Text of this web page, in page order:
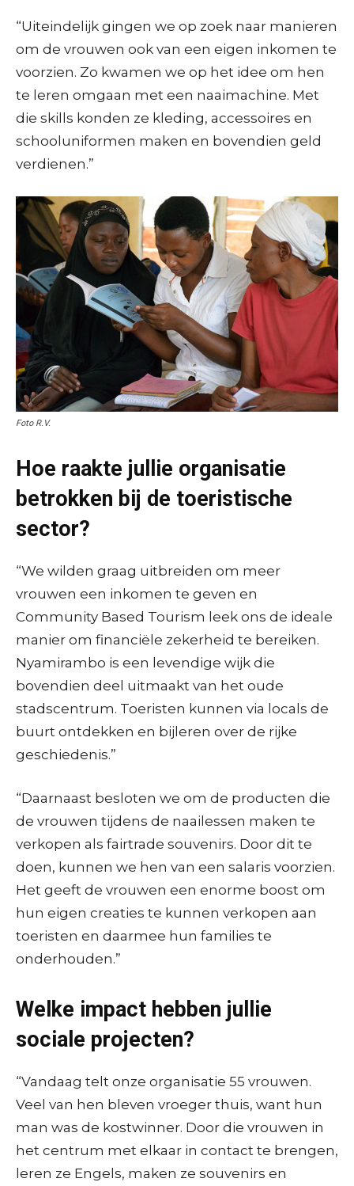
“Uiteindelijk gingen we op zoek naar manieren
om de vrouwen ook van een eigen inkomen te
voorzien. Zo kwamen we op het idee om hen
te leren omgaan met een naaimachine. Met
die skills konden ze kleding, accessoires en
schooluniformen maken en bovendien geld
verdienen.”
Foto R.V.
Hoe raakte jullie organisatie
betrokken bij de toeristische
sector?
“We wilden graag uitbreiden om meer
vrouwen een inkomen te geven en
Community Based Tourism leek ons de ideale
manier om financiële zekerheid te bereiken.
Nyamirambo is een levendige wijk die
bovendien deel uitmaakt van het oude
stadscentrum. Toeristen kunnen via locals de
buurt ontdekken en bijleren over de rijke
geschiedenis.”
“Daarnaast besloten we om de producten die
de vrouwen tijdens de naailessen maken te
verkopen als fairtrade souvenirs. Door dit te
doen, kunnen we hen van een salaris voorzien.
Het geeft de vrouwen een enorme boost om
hun eigen creaties te kunnen verkopen aan
toeristen en daarmee hun families te
onderhouden.”
Welke impact hebben jullie
sociale projecten?
“Vandaag telt onze organisatie 55 vrouwen.
Veel van hen bleven vroeger thuis, want hun
man was de kostwinner. Door die vrouwen in
het centrum met elkaar in contact te brengen,
leren ze Engels, maken ze souvenirs en